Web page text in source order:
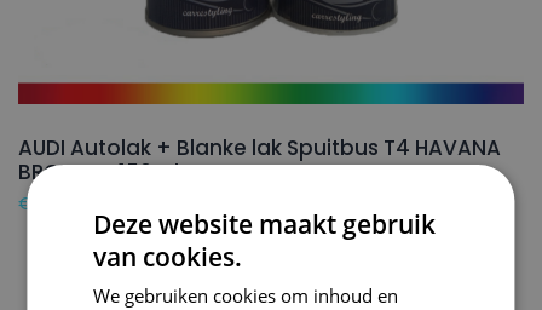
AUDI Autolak + Blanke lak Spuitbus T4 HAVANA
BROWN – 150ml
€
Deze website maakt gebruik
van cookies.
We gebruiken cookies om inhoud en